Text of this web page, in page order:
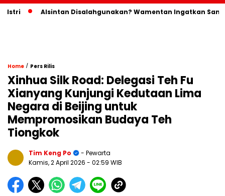
Alsintan Disalahgunakan? Wamentan Ingatkan Sanksi
Home / Pers Rilis
Xinhua Silk Road: Delegasi Teh Fu
Xianyang Kunjungi Kedutaan Lima
Negara di Beijing untuk
Mempromosikan Budaya Teh
Tiongkok
Tim Keng Po
- Pewarta
Kamis, 2 April 2026 - 02:59 WIB